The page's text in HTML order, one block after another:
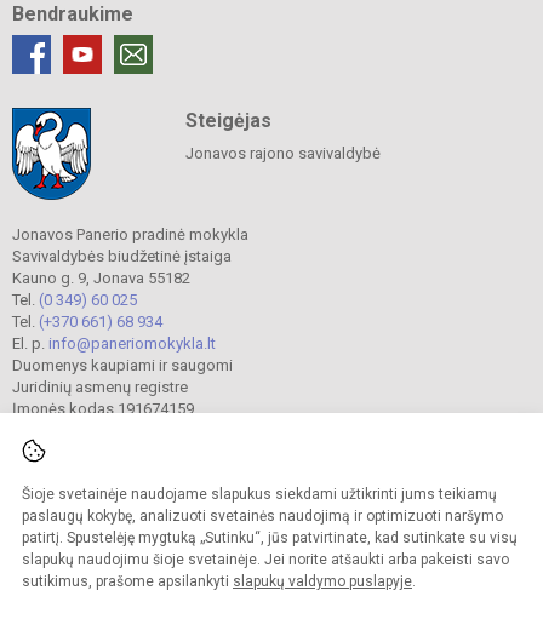
Šioje svetainėje naudojame slapukus siekdami užtikrinti jums teikiamų
paslaugų kokybę, analizuoti svetainės naudojimą ir optimizuoti naršymo
patirtį. Spustelėję mygtuką „Sutinku“, jūs patvirtinate, kad sutinkate su visų
slapukų naudojimu šioje svetainėje. Jei norite atšaukti arba pakeisti savo
sutikimus, prašome apsilankyti slapukų valdymo puslapyje.
Bendraukime
Steigėjas
Jonavos rajono savivaldybė
Jonavos Panerio pradinė mokykla
Savivaldybės biudžetinė įstaiga
Kauno g. 9, Jonava 55182
Tel. (0 349) 60 025
Tel. (+370 661) 68 934
El. p. info@paneriomokykla.lt
Duomenys kaupiami ir saugomi
Juridinių asmenų registre
Įmonės kodas 191674159
© 2023. Jonavos Panerio pradinė mokykla. Visos teisės saugomos.
Kopijuoti turinį be raštiško įstaigos administracijos sutikimo griežtai draudžiama.
Prieinamumo paraiška Slapukų valdymas
Sumanus būdas atnaujinti